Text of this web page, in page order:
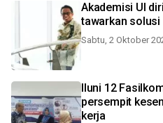
Akademisi UI
tawarkan solusi
Sabtu, 2 Oktober
Iluni 12
persempit
kerja